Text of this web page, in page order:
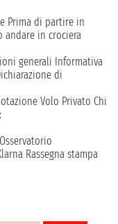
Prima di partire in
andare in crociera
generali Informativa
di
Volo Privato Chi
Osservatorio
Rassegna stampa